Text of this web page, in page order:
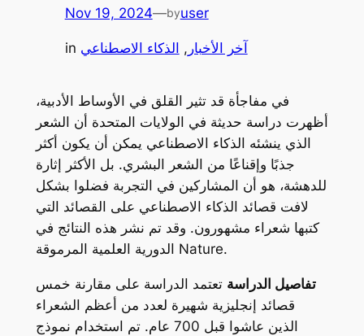
Nov 19, 2024—byuser
in آخر الأخبار , الذكاء الاصطناعي
في مفاجأة قد تثير القلق في الأوساط الأدبية،
أظهرت دراسة حديثة في الولايات المتحدة أن الشعر
الذي ينشئه الذكاء الاصطناعي يمكن أن يكون أكثر
جذبًا وإقناعًا من الشعر البشري. بل الأكثر إثارة
للدهشة، هو أن المشاركين في التجربة فضلوا بشكل
لافت قصائد الذكاء الاصطناعي على القصائد التي
كتبها شعراء مشهورون. وقد تم نشر هذه النتائج في
Nature.
تفاصيل الدراسة تعتمد الدراسة على مقارنة خمس
قصائد إنجليزية شهيرة لعدد من أعظم الشعراء
الذين عاشوا قبل 700 عام. تم استخدام نموذج